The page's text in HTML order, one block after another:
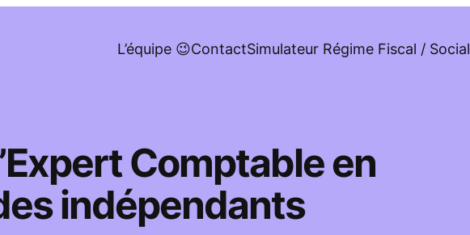
L’équipe 😉ContactSimulateur Régime Fiscal / Social
Comptable en
indépendants